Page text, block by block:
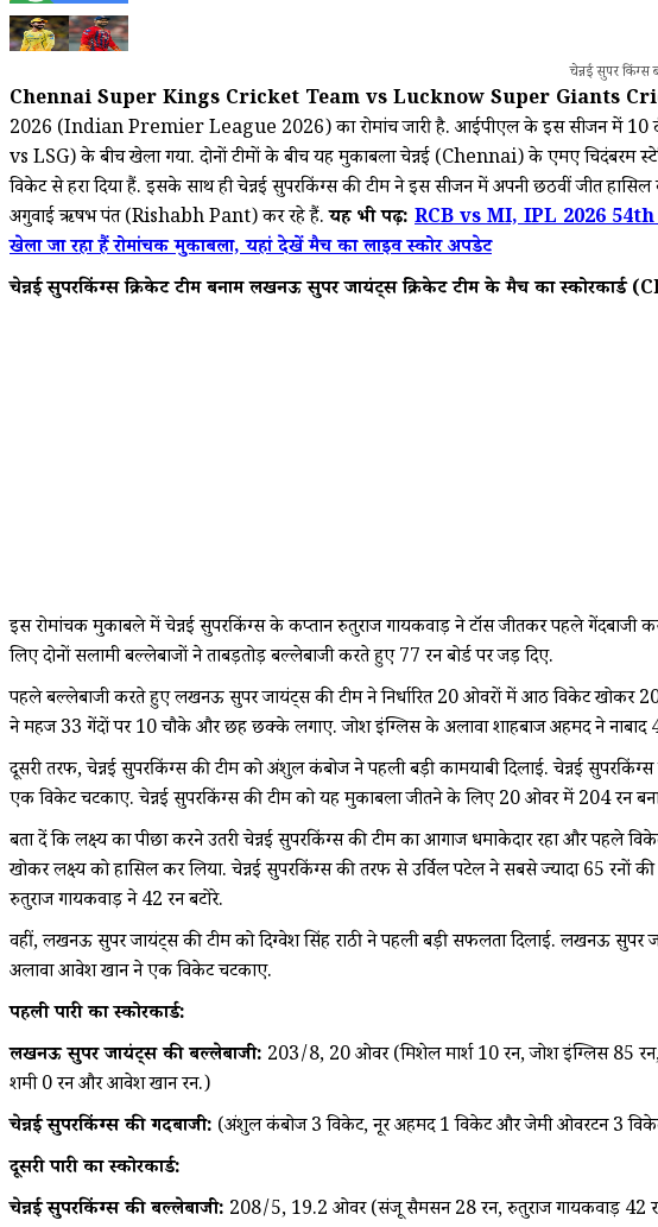
चेन्नई सुपर
Chennai Super Kings Cricket Team vs Lucknow Super Giants
2026 (Indian Premier League 2026) का रोमांच जारी है. आईपीएल के इस सीजन में 10
vs LSG) के बीच खेला गया. दोनों टीमों के बीच यह मुकाबला चेन्नई (Chennai) के एमए
विकेट से हरा दिया हैं. इसके साथ ही चेन्नई सुपरकिंग्स की टीम ने इस सीजन में अपनी छठवीं जीत
अगुवाई ऋषभ पंत (Rishabh Pant) कर रहे हैं.यह भी पढ़ें: RCB vs MI, IPL 2026 54th
खेला जा रहा हैं रोमांचक मुकाबला, यहां देखें मैच का लाइव स्कोर अपडेट
चेन्नई सुपरकिंग्स क्रिकेट टीम बनाम लखनऊ सुपर जायंट्स क्रिकेट टीम के मैच का
इस रोमांचक मुकाबले में चेन्नई सुपरकिंग्स के कप्तान रुतुराज गायकवाड़ ने टॉस जीतकर पहले
लिए दोनों सलामी बल्लेबाजों ने ताबड़तोड़ बल्लेबाजी करते हुए 77 रन बोर्ड पर जड़ दिए.
पहले बल्लेबाजी करते हुए लखनऊ सुपर जायंट्स की टीम ने निर्धारित 20 ओवरों में आठ विकेट खोकर
ने महज 33 गेंदों पर 10 चौके और छह छक्के लगाए. जोश इंग्लिस के अलावा शाहबाज अहमद ने नाबाद
दूसरी तरफ, चेन्नई सुपरकिंग्स की टीम को अंशुल कंबोज ने पहली बड़ी कामयाबी दिलाई. चेन्नई
एक विकेट चटकाए. चेन्नई सुपरकिंग्स की टीम को यह मुकाबला जीतने के लिए 20 ओवर में 204 रन
बता दें कि लक्ष्य का पीछा करने उतरी चेन्नई सुपरकिंग्स की टीम का आगाज धमाकेदार रहा और पहले
खोकर लक्ष्य को हासिल कर लिया. चेन्नई सुपरकिंग्स की तरफ से उर्विल पटेल ने सबसे ज्यादा 65 रनों
रुतुराज गायकवाड़ ने 42 रन बटोरे.
वहीं, लखनऊ सुपर जायंट्स की टीम को दिग्वेश सिंह राठी ने पहली बड़ी सफलता दिलाई. लखनऊ सुपर
अलावा आवेश खान ने एक विकेट चटकाए.
पहली पारी का स्कोरकार्ड:
लखनऊ सुपर जायंट्स की बल्लेबाजी: 203/8, 20 ओवर (मिशेल मार्श 10 रन, जोश इंग्लिस 85 रन,
शमी 0 रन और आवेश खान रन.)
चेन्नई सुपरकिंग्स की गेंदबाजी: (अंशुल कंबोज 3 विकेट, नूर अहमद 1 विकेट और जेमी ओवरटन 3
दूसरी पारी का स्कोरकार्ड:
चेन्नई सुपरकिंग्स की बल्लेबाजी: 208/5, 19.2 ओवर (संजू सैमसन 28 रन, रुतुराज गायकवाड़ 42 रन,